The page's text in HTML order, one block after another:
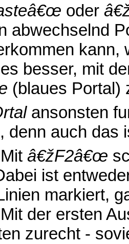
oder
abwechselnd
besser, mit
(blaues Portal)
ansonsten
denn auch das
â€žF2â€œ
ist
markiert,
der ersten
zurecht -